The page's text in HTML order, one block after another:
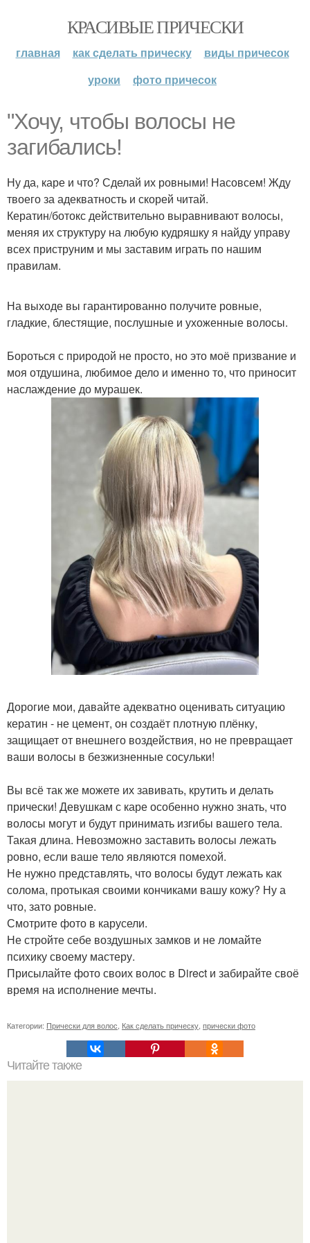
КРАСИВЫЕ ПРИЧЕСКИ
главная как сделать прическу
виды причесок
уроки
фото причесок
"Хочу, чтобы волосы не
загибались!
Ну да, каре и что? Сделай их ровными! Насовсем! Жду
твоего за адекватность и скорей читай.
Кератин/ботокс действительно выравнивают волосы,
меняя их структуру на любую кудряшку я найду управу
всех приструним и мы заставим играть по нашим
правилам.
На выходе вы гарантированно получите ровные,
гладкие, блестящие, послушные и ухоженные волосы.
Бороться с природой не просто, но это моё призвание и
моя отдушина, любимое дело и именно то, что приносит
наслаждение до мурашек.
Дорогие мои, давайте адекватно оценивать ситуацию
кератин - не цемент, он создаёт плотную плёнку,
защищает от внешнего воздействия, но не превращает
ваши волосы в безжизненные сосульки!
Вы всё так же можете их завивать, крутить и делать
прически! Девушкам с каре особенно нужно знать, что
волосы могут и будут принимать изгибы вашего тела.
Такая длина. Невозможно заставить волосы лежать
ровно, если ваше тело являются помехой.
Не нужно представлять, что волосы будут лежать как
солома, протыкая своими кончиками вашу кожу? Ну а
что, зато ровные.
Смотрите фото в карусели.
Не стройте себе воздушных замков и не ломайте
психику своему мастеру.
Присылайте фото своих волос в Direct и забирайте своё
время на исполнение мечты.
Категории: Прически для волос Как сделать прическу прически фото
Читайте также